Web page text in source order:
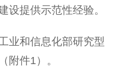
设提供示范性经验。
和信息化部研究型
附件1）。